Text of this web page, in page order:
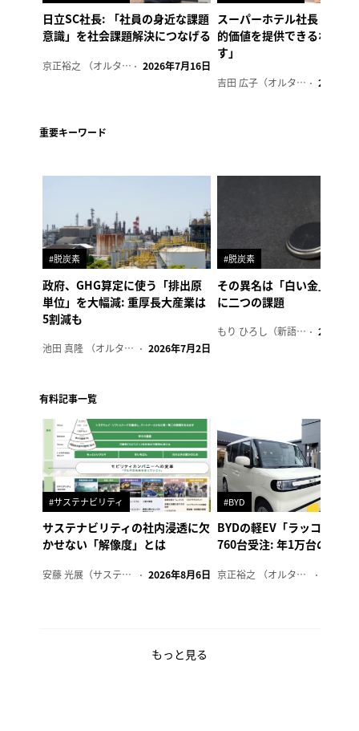
日立SC社長: 「社員の身近な課題
意識」を社会課題解決につなげる
京正裕之 （オルタナ副編集長） 2026年7月16日
スーパーホテル社長「地域
的価値を提供できるホテル
す」
吉田 広子（オルタナ輪番編集長） 2026年6
重要キーワード
#脱炭素
政府、GHG算定に使う「排出原
単位」を大幅減: 重厚長大産業は
5割減も
池田 真隆 （オルタナ輪番編集長） 2026年7月2日
#脱炭素
その異名は「白い金」、リ
に二つの課題
もり ひろし（新語ウォッチャー） 2023年7
有料記事一覧
#サステナビリティ
サステナビリティの社内浸透に欠
かせない「解像度」とは
安藤 光展（サステナビリティ・コンサルタント） 2026年8月6日
#BYD
BYDの軽EV「ラッコ」、1
760台受注: 年1万台の販売
京正裕之 （オルタナ副編集長）
もっと見る